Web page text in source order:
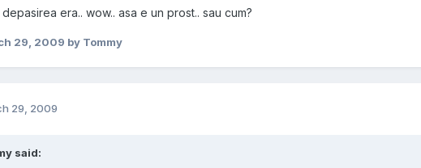
era.. wow.. asa e un prost.. sau cum?
29, 2009 by Tommy
29, 2009
said: